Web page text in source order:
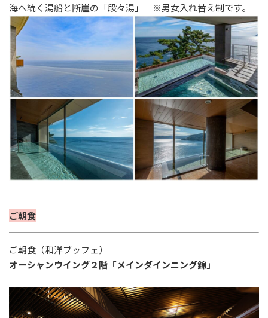
海へ続く湯船と断崖の「段々湯」 ※男女入れ替え制です。
ご朝食
ご朝食（和洋ブッフェ）
オーシャンウイング２階「メインダインニング錦」